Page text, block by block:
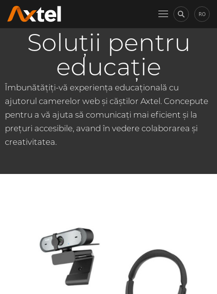
RO
Soluții pentru
educație
Îmbunătățiți-vă experiența educațională cu
ajutorul camerelor web și căștilor Axtel. Concepute
pentru a vă ajuta să comunicați mai eficient și la
prețuri accesibile, avand în vedere colaborarea și
creativitatea.